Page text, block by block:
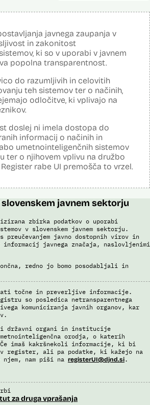
javnega zaupanja v
in zakonitost
ki so v uporabi v javnem
popolna transparentnost.
do razumljivih in celovitih
teh sistemov ter o načinih,
odločitve, ki vplivajo na
doslej ni imela dostopa do
informacij o načinih in
umetnointeligenčnih sistemov
ter o njihovem vplivu na družbo
rabe UI premošča to vrzel.
slovenskem javnem sektorju
zbirka podatkov o uporabi
v slovenskem javnem sektorju.
preučevanjem javno dostopnih virov in
informacij javnega značaja, naslovljenimi
redno jo bomo posodabljali in
točne in preverljive informacije.
so posledica netransparentnega
komuniciranja javnih organov, kar
državni organi in institucije
orodja, o katerih
imaš kakršnekoli informacije, ki bi
register, ali pa podatke, ki kažejo na
nam piši na registerUI@djnd.si.
za druga vprašanja